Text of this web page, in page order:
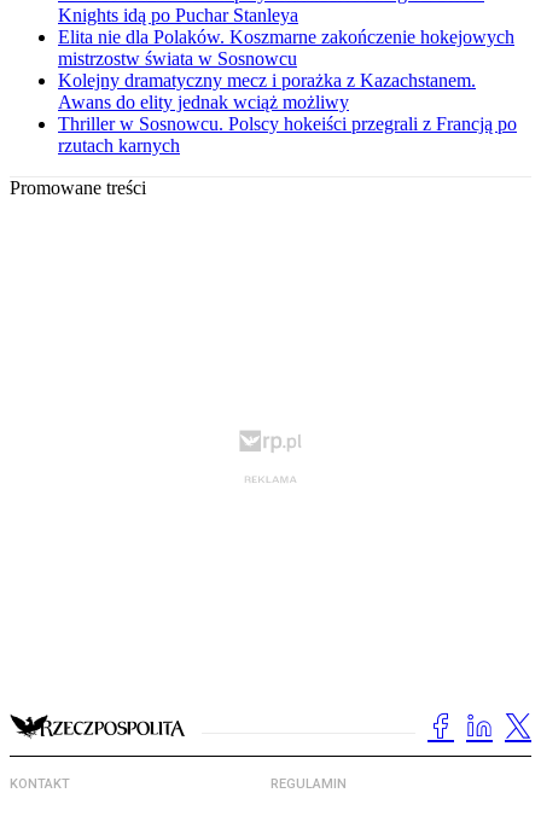
Knights idą po Puchar Stanleya
Elita nie dla Polaków. Koszmarne zakończenie hokejowych
mistrzostw świata w Sosnowcu
Kolejny dramatyczny mecz i porażka z Kazachstanem.
Awans do elity jednak wciąż możliwy
Thriller w Sosnowcu. Polscy hokeiści przegrali z Francją po
rzutach karnych
Promowane treści
KONTAKT REGULAMIN